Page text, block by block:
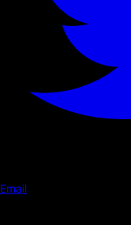
Email